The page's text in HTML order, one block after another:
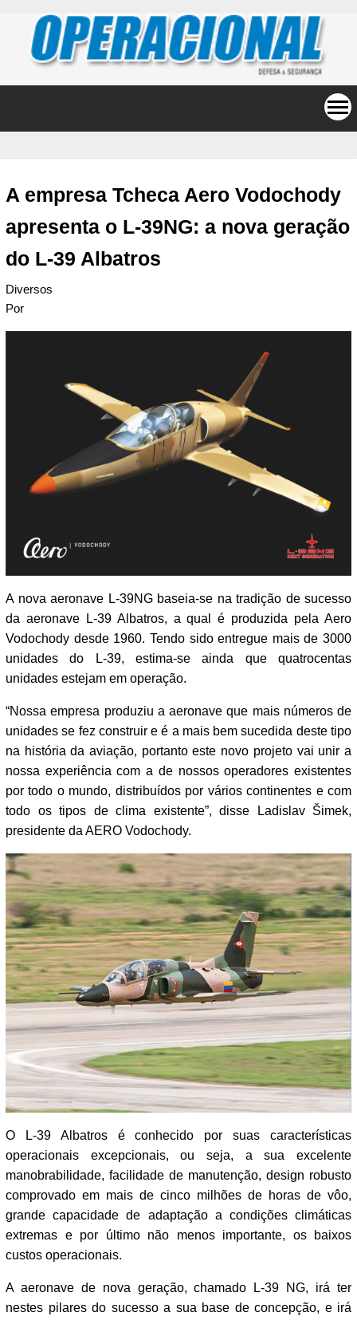
A empresa Tcheca Aero Vodochody
apresenta o L-39NG: a nova geração
do L-39 Albatros
Diversos
Por
A nova aeronave L-39NG baseia-se na tradição de sucesso
da aeronave L-39 Albatros, a qual é produzida pela Aero
Vodochody desde 1960. Tendo sido entregue mais de 3000
unidades do L-39, estima-se ainda que quatrocentas
unidades estejam em operação.
“Nossa empresa produziu a aeronave que mais números de
unidades se fez construir e é a mais bem sucedida deste tipo
na história da aviação, portanto este novo projeto vai unir a
nossa experiência com a de nossos operadores existentes
por todo o mundo, distribuídos por vários continentes e com
todo os tipos de clima existente”, disse Ladislav Šimek,
presidente da AERO Vodochody.
O L-39 Albatros é conhecido por suas características
operacionais excepcionais, ou seja, a sua excelente
manobrabilidade, facilidade de manutenção, design robusto
comprovado em mais de cinco milhões de horas de vôo,
grande capacidade de adaptação a condições climáticas
extremas e por último não menos importante, os baixos
custos operacionais.
A aeronave de nova geração, chamado L-39 NG, irá ter
nestes pilares do sucesso a sua base de concepção, e irá